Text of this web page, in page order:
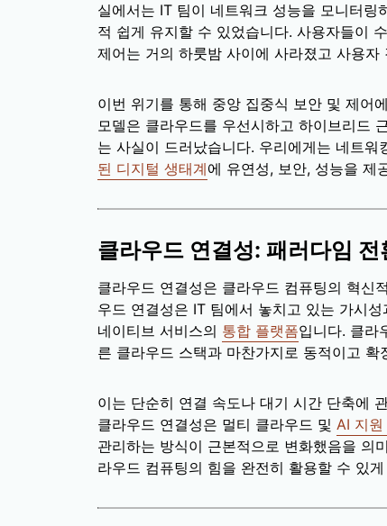
실에서는 IT 팀이 네트워크 성능을 모니터
적 쉽게 유지할 수 있었습니다. 사용자들이
제어는 거의 하룻밤 사이에 사라졌고 사용자
이번 위기를 통해 중앙 집중식 보안 및 제어
모델은 클라우드를 우선시하고 하이브리드
는 사실이 드러났습니다. 우리에게는 네트
된 디지털 생태계에 유연성, 보안, 성능을 제
클라우드 연결성: 패러다임 전
클라우드 연결성은 클라우드 컴퓨팅의 혁신
우드 연결성은 IT 팀에서 놓치고 있는 가시
네이티브 서비스의 통합 플랫폼입니다. 클라
른 클라우드 스택과 마찬가지로 동적이고
이는 단순히 연결 속도나 대기 시간 단축에
클라우드 연결성은 멀티 클라우드 및 AI 지
관리하는 방식이 근본적으로 변화했음을 의
라우드 컴퓨팅의 힘을 완전히 활용할 수 있